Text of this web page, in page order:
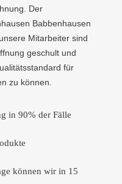
Der
Babbenhausen
Mitarbeiter sind
geschult und
für
zu können.
in 90% der Fälle
können wir in 15